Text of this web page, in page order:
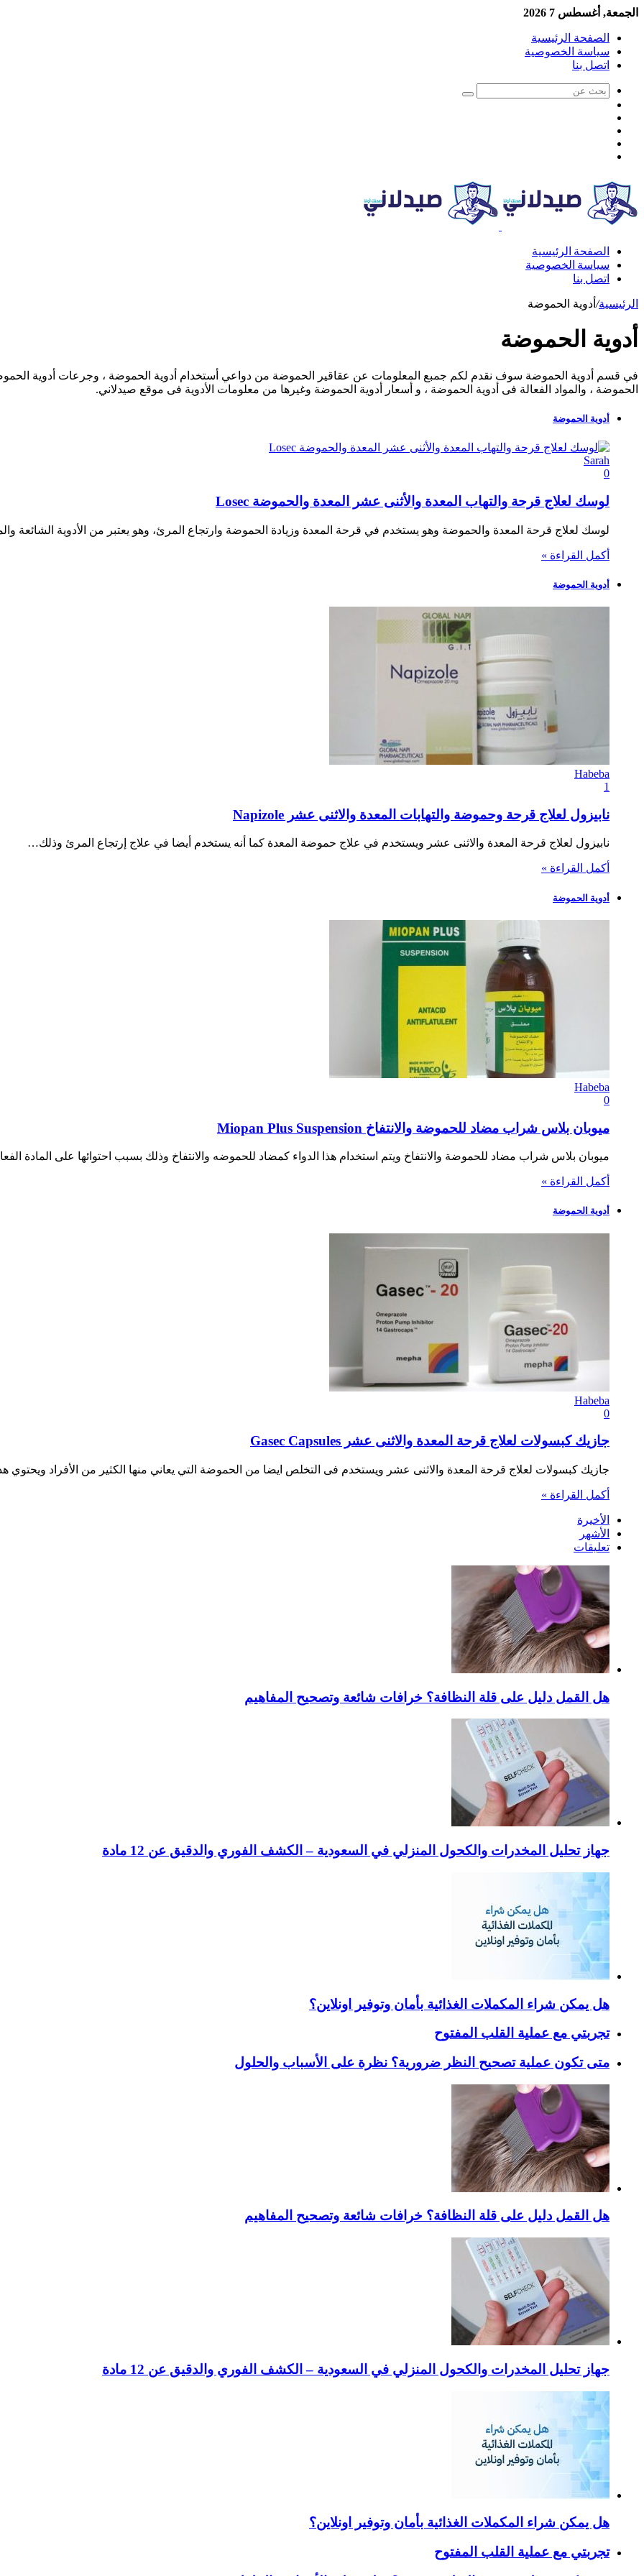
الجمعة, أغسطس 7 2026
الصفحة الرئيسية
سياسة الخصوصية
اتصل بنا
الصفحة الرئيسية
سياسة الخصوصية
اتصل بنا
الرئيسية/ أدوية الحموضة
أدوية الحموضة
في قسم أدوية الحموضة سوف نقدم لكم جمبع المعلومات عن عقاقير الحموضة من دواعي أستخدام أدوية الحموضة ، وجرعات أدوية الحموضة ،
الحموضة ، والمواد الفعالة فى أدوية الحموضة ، و أسعار أدوية الحموضة وغيرها من معلومات الأدوية فى موقع صيدلاني.
أدوية الحموضة
Sarah
0
لوسك لعلاج قرحة والتهاب المعدة والأثنى عشر المعدة والحموضة Losec
لوسك لعلاج قرحة المعدة والحموضة وهو يستخدم في قرحة المعدة وزيادة الحموضة وارتجاع المرئ، وهو يعتبر من الأدوية الشائعة
أكمل القراءة »
أدوية الحموضة
Habeba
1
نابيزول لعلاج قرحة وحموضة والتهابات المعدة والاثنى عشر Napizole
نابيزول لعلاج قرحة المعدة والاثنى عشر ويستخدم في علاج حموضة المعدة كما أنه يستخدم أيضا في علاج إرتجاع المرئ وذلك…
أكمل القراءة »
أدوية الحموضة
Habeba
0
ميوبان بلاس شراب مضاد للحموضة والانتفاخ Miopan Plus Suspension
ميوبان بلاس شراب مضاد للحموضة والانتفاخ ويتم استخدام هذا الدواء كمضاد للحموضه والانتفاخ وذلك بسبب احتوائها على المادة
أكمل القراءة »
أدوية الحموضة
Habeba
0
جازيك كبسولات لعلاج قرحة المعدة والاثنى عشر Gasec Capsules
جازيك كبسولات لعلاج قرحة المعدة والاثنى عشر ويستخدم فى التخلص ايضا من الحموضة التي يعاني منها الكثير من الأفراد ويحتوي
أكمل القراءة »
الأخيرة
الأشهر
تعليقات
هل القمل دليل على قلة النظافة؟ خرافات شائعة وتصحيح المفاهيم
جهاز تحليل المخدرات والكحول المنزلي في السعودية – الكشف الفوري والدقيق عن 12 مادة
هل يمكن شراء المكملات الغذائية بأمان وتوفير اونلاين؟
تجربتي مع عملية القلب المفتوح
متى تكون عملية تصحيح النظر ضرورية؟ نظرة على الأسباب والحلول
هل القمل دليل على قلة النظافة؟ خرافات شائعة وتصحيح المفاهيم
جهاز تحليل المخدرات والكحول المنزلي في السعودية – الكشف الفوري والدقيق عن 12 مادة
هل يمكن شراء المكملات الغذائية بأمان وتوفير اونلاين؟
تجربتي مع عملية القلب المفتوح